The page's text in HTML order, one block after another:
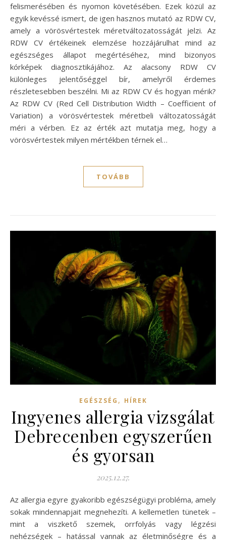
felismerésében és nyomon követésében. Ezek közül az
egyik kevéssé ismert, de igen hasznos mutató az RDW CV,
amely a vörösvértestek méretváltozatosságát jelzi. Az
RDW CV értékeinek elemzése hozzájárulhat mind az
egészséges állapot megértéséhez, mind bizonyos
kórképek diagnosztikájához. Az alacsony RDW CV
különleges jelentőséggel bír, amelyről érdemes
részletesebben beszélni. Mi az RDW CV és hogyan mérik?
Az RDW CV (Red Cell Distribution Width – Coefficient of
Variation) a vörösvértestek méretbeli változatosságát
méri a vérben. Ez az érték azt mutatja meg, hogy a
vörösvértestek milyen mértékben térnek el…
TOVÁBB
EGÉSZSÉG , HÍREK
Ingyenes allergia vizsgálat
Debrecenben egyszerűen
és gyorsan
2025.12.27.
Az allergia egyre gyakoribb egészségügyi probléma, amely
sokak mindennapjait megnehezíti. A kellemetlen tünetek –
mint a viszkető szemek, orrfolyás vagy légzési
nehézségek – hatással vannak az életminőségre és a